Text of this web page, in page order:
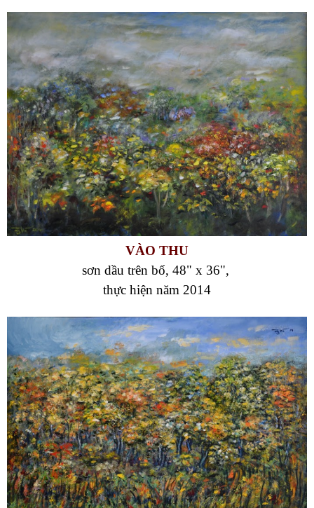
VÀO THU
sơn dầu trên bố, 48" x 36",
thực hiện năm 2014